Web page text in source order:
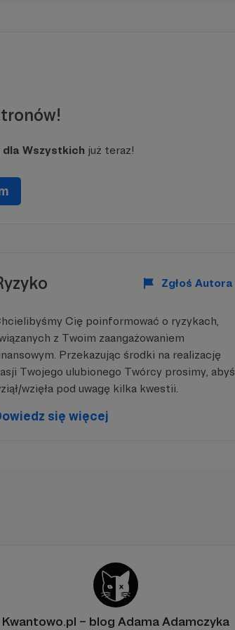
filmów:
Wszystkich już teraz!
Zgłoś Autora
Cię poinformować o ryzykach,
z Twoim zaangażowaniem
Przekazując środki na realizację
Twojego ulubionego Twórcy prosimy, abyś
wzięła pod uwagę kilka kwestii.
się więcej
Kwantowo.pl – blog Adama Adamczyka